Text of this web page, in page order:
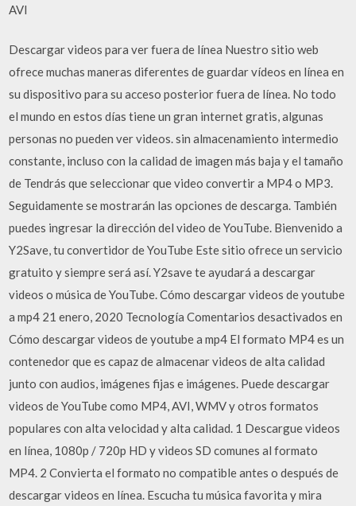
AVI
Descargar videos para ver fuera de línea Nuestro sitio web
ofrece muchas maneras diferentes de guardar vídeos en línea en
su dispositivo para su acceso posterior fuera de línea. No todo
el mundo en estos días tiene un gran internet gratis, algunas
personas no pueden ver videos. sin almacenamiento intermedio
constante, incluso con la calidad de imagen más baja y el tamaño
de Tendrás que seleccionar que video convertir a MP4 o MP3.
Seguidamente se mostrarán las opciones de descarga. También
puedes ingresar la dirección del video de YouTube. Bienvenido a
Y2Save, tu convertidor de YouTube Este sitio ofrece un servicio
gratuito y siempre será así. Y2save te ayudará a descargar
videos o música de YouTube. Cómo descargar videos de youtube
a mp4 21 enero, 2020 Tecnología Comentarios desactivados en
Cómo descargar videos de youtube a mp4 El formato MP4 es un
contenedor que es capaz de almacenar videos de alta calidad
junto con audios, imágenes fijas e imágenes. Puede descargar
videos de YouTube como MP4, AVI, WMV y otros formatos
populares con alta velocidad y alta calidad. 1 Descargue videos
en línea, 1080p / 720p HD y videos SD comunes al formato
MP4. 2 Convierta el formato no compatible antes o después de
descargar videos en línea. Escucha tu música favorita y mira